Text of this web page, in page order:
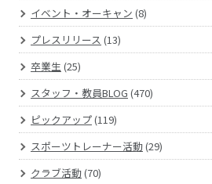
イベント・オーキャン (8)
プレスリリース (13)
卒業生 (25)
スタッフ・教員BLOG (470)
ピックアップ(119)
スポーツトレーナー活動(29)
クラブ活動(70)